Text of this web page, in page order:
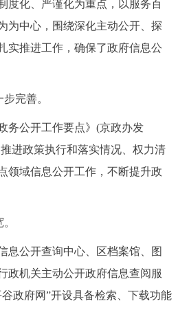
度化、严谨化为重点，以服务百
为中心，围绕深化主动公开、探
实推进工作，确保了政府信息公
完善。
公开工作要点》(京政办发
推进政策执行和落实情况、权力清
领域信息公开工作，不断提升政
公开查询中心、区档案馆、图
政机关主动公开政府信息查阅服
政府网”开设具备检索、下载功能